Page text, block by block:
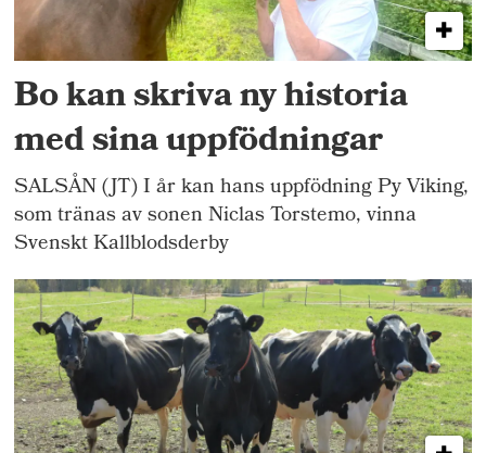
Bo kan skriva ny historia
med sina uppfödningar
SALSÅN (JT) I år kan hans uppfödning Py Viking,
som tränas av sonen Niclas Torstemo, vinna
Svenskt Kallblodsderby